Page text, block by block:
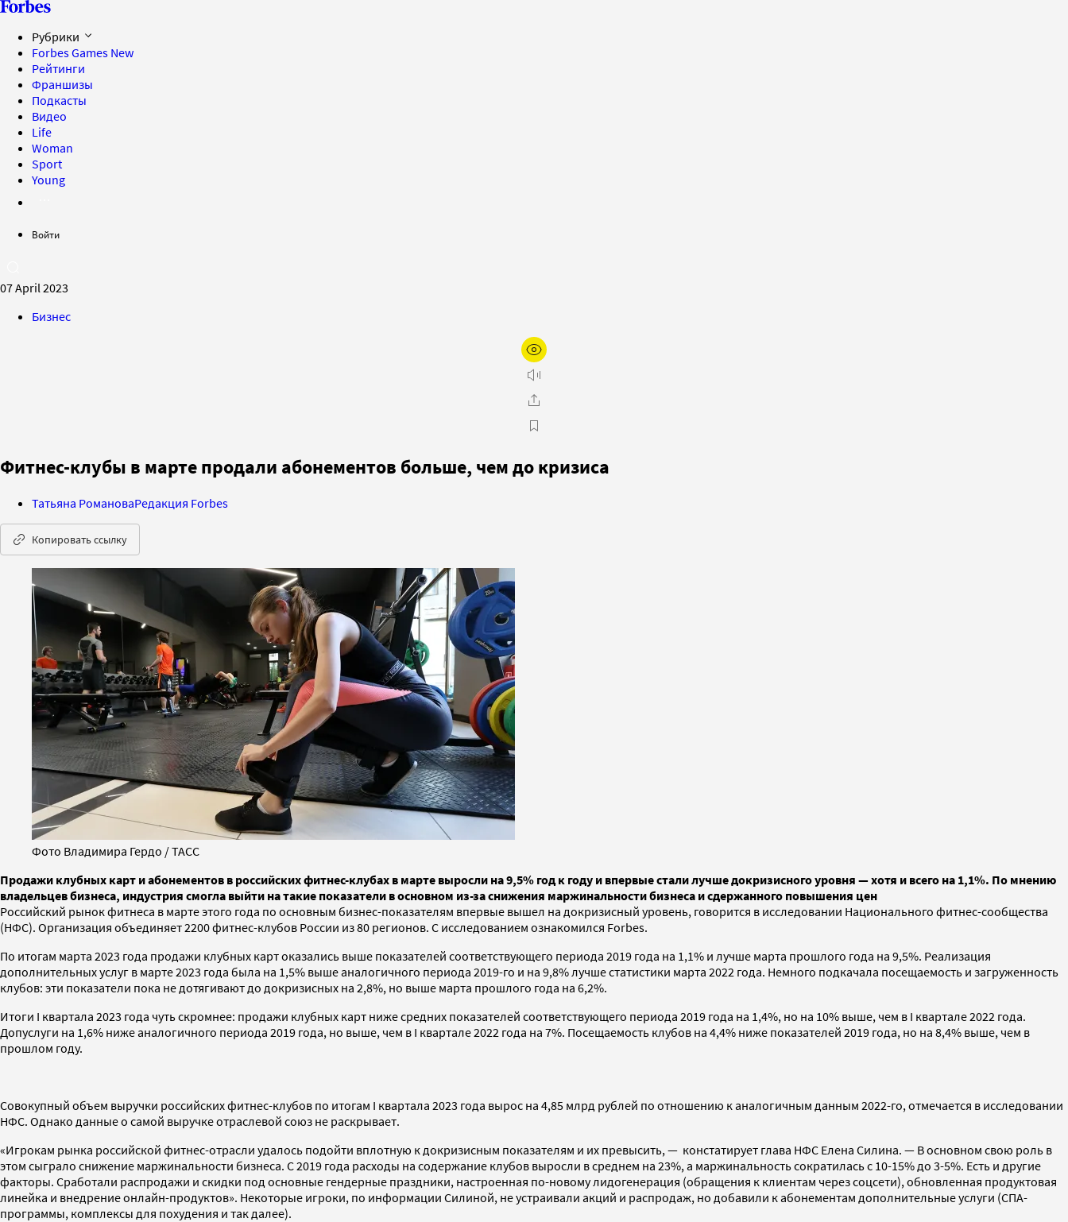
Рубрики
Forbes Games New
Рейтинги
Франшизы
Подкасты
Видео
Life
Woman
Sport
Young
Войти
07 April 2023
Бизнес
Фитнес-клубы в марте продали абонементов больше, чем до кризиса
Татьяна РомановаРедакция Forbes
Копировать ссылку
Фото Владимира Гердо / ТАСС
Продажи клубных карт и абонементов в российских фитнес-клубах в марте выросли на 9,5% год к году и впервые стали лучше докризисного уровня — хотя и всего на 1,1%. По мнению
владельцев бизнеса, индустрия смогла выйти на такие показатели в основном из-за снижения маржинальности бизнеса и сдержанного повышения цен
Российский рынок фитнеса в марте этого года по основным бизнес-показателям впервые вышел на докризисный уровень, говорится в исследовании Национального фитнес-сообщества
(НФС). Организация объединяет 2200 фитнес-клубов России из 80 регионов. С исследованием ознакомился Forbes.
По итогам марта 2023 года продажи клубных карт оказались выше показателей соответствующего периода 2019 года на 1,1% и лучше марта прошлого года на 9,5%. Реализация
дополнительных услуг в марте 2023 года была на 1,5% выше аналогичного периода 2019-го и на 9,8% лучше статистики марта 2022 года. Немного подкачала посещаемость и загруженность
клубов: эти показатели пока не дотягивают до докризисных на 2,8%, но выше марта прошлого года на 6,2%.
Итоги I квартала 2023 года чуть скромнее: продажи клубных карт ниже средних показателей соответствующего периода 2019 года на 1,4%, но на 10% выше, чем в I квартале 2022 года.
Допуслуги на 1,6% ниже аналогичного периода 2019 года, но выше, чем в I квартале 2022 года на 7%. Посещаемость клубов на 4,4% ниже показателей 2019 года, но на 8,4% выше, чем в
прошлом году.
Совокупный объем выручки российских фитнес-клубов по итогам I квартала 2023 года вырос на 4,85 млрд рублей по отношению к аналогичным данным 2022-го, отмечается в исследовании
НФС. Однако данные о самой выручке отраслевой союз не раскрывает.
«Игрокам рынка российской фитнес-отрасли удалось подойти вплотную к докризисным показателям и их превысить, — констатирует глава НФС Елена Силина. — В основном свою роль в
этом сыграло снижение маржинальности бизнеса. С 2019 года расходы на содержание клубов выросли в среднем на 23%, а маржинальность сократилась с 10-15% до 3-5%. Есть и другие
факторы. Сработали распродажи и скидки под основные гендерные праздники, настроенная по-новому лидогенерация (обращения к клиентам через соцсети), обновленная продуктовая
линейка и внедрение онлайн-продуктов». Некоторые игроки, по информации Силиной, не устраивали акций и распродаж, но добавили к абонементам дополнительные услуги (СПА-
программы, комплексы для похудения и так далее).